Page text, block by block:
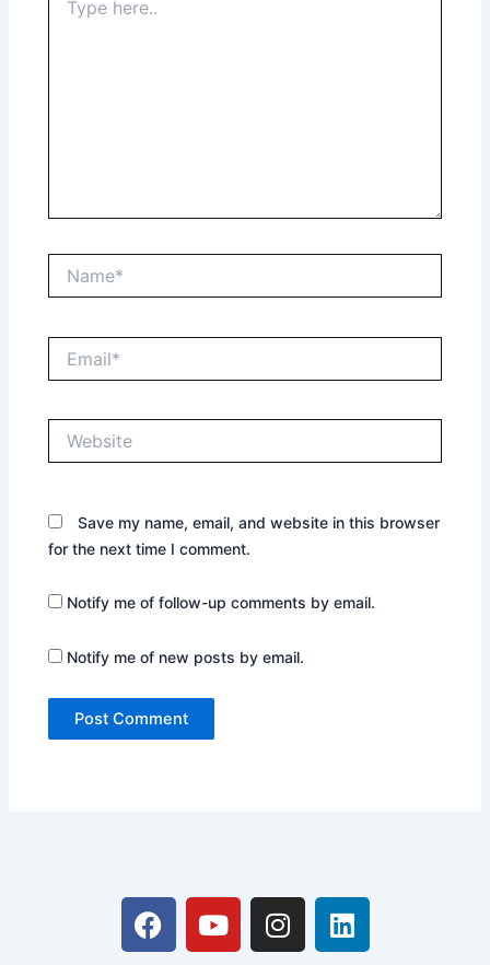
here..
Save my name, email, and website in this browser
for the next time I comment.
Notify me of follow-up comments by email.
Notify me of new posts by email.
F
a
Y
o
I
n
L
i